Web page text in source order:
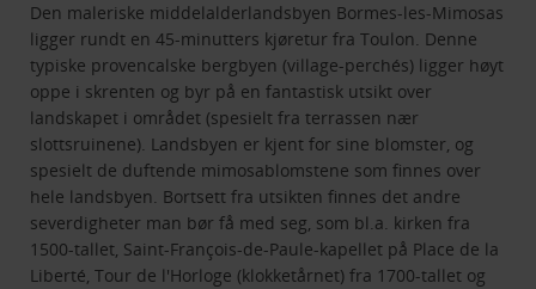
Den maleriske middelalderlandsbyen Bormes-les-Mimosas
ligger rundt en 45-minutters kjøretur fra Toulon. Denne
typiske provencalske bergbyen (village-perchés) ligger høyt
oppe i skrenten og byr på en fantastisk utsikt over
landskapet i området (spesielt fra terrassen nær
slottsruinene). Landsbyen er kjent for sine blomster, og
spesielt de duftende mimosablomstene som finnes over
hele landsbyen. Bortsett fra utsikten finnes det andre
severdigheter man bør få med seg, som bl.a. kirken fra
1500-tallet, Saint-François-de-Paule-kapellet på Place de la
Liberté, Tour de l'Horloge (klokketårnet) fra 1700-tallet og